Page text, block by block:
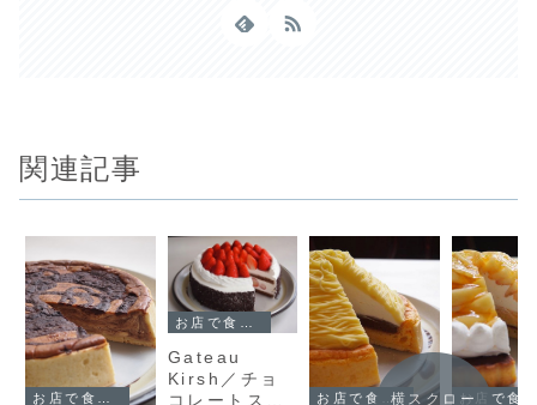
関連記事
Gateau
Kirsh／チョ
コレートスト
お店で食べられるケーキ横スクロー